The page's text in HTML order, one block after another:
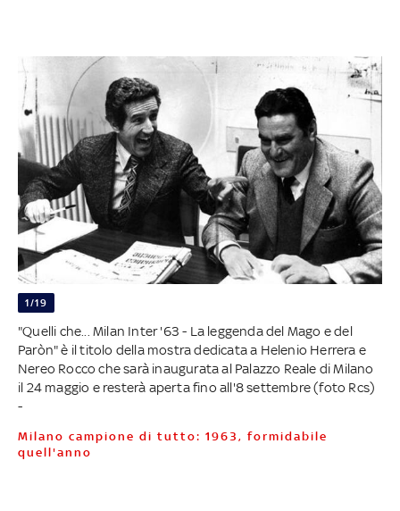
1/19
"Quelli che... Milan Inter '63 - La leggenda del Mago e del
Paròn" è il titolo della mostra dedicata a Helenio Herrera e
Nereo Rocco che sarà inaugurata al Palazzo Reale di Milano
il 24 maggio e resterà aperta fino all'8 settembre (foto Rcs)
-
Milano campione di tutto: 1963, formidabile
quell'anno